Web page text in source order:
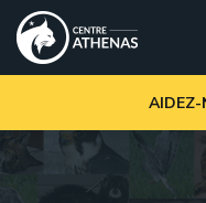
AIDEZ-